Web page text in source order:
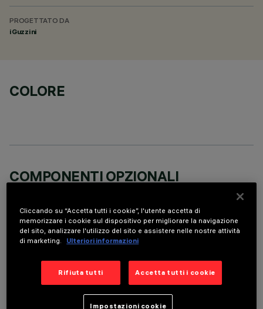
PROGETTATO DA
iGuzzini
COLORE
COMPONENTI OPZIONALI
DATI TECNICI
Cliccando su “Accetta tutti i cookie”, l'utente accetta di
memorizzare i cookie sul dispositivo per migliorare la navigazione
del sito, analizzare l'utilizzo del sito e assistere nelle nostre attività
di marketing.
Ulteriori informazioni
Rifiuta tutti Accetta tutti i cookie
Impostazioni cookie